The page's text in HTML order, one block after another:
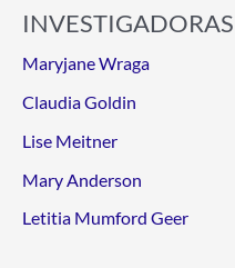
Maryjane Wraga
Claudia Goldin
Lise Meitner
Mary Anderson
Letitia Mumford Geer